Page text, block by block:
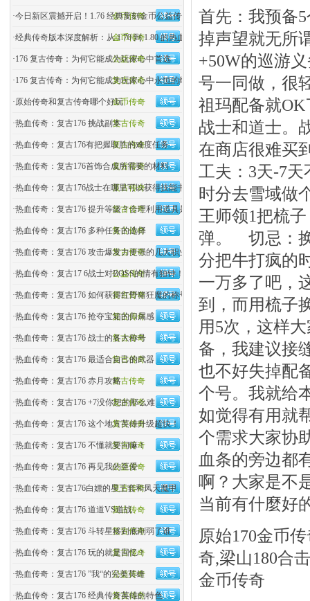
金币传奇
·今日新区震撼开启！1.76 经典复刻金币公益传奇，零氪�
金币传奇
·经典传奇版本深度解析：从 1.70 到 1.80 的热血变迁
公益传奇
·176 复古传奇：为何它能成为玩家心中首选
复古传奇
·176 复古传奇：为何它能成为玩家心中永恒的经典？
金币传奇
·原始传奇和复古传奇哪个好玩
复古传奇
·热血传奇：复古176 挑战副本
复古传奇
·热血传奇：复古176有把握取胜的难度任务
复古传奇
·热血传奇：复古176首饰合成所需要的材料
复古传奇
·热血传奇：复古176战士在哪里可以获得技能书
复古传奇
·热血传奇：复古176 提升等级？合理利用道具是关键
复古传奇
·热血传奇：复古176 多种任务的选择
复古传奇
·热血传奇：复古176 攻击爆发力更强的几大职业
公益传奇
·热血传奇：复古17 6战士对BOSS的情有独钟！
复古传奇
·热血传奇：复古176 如何获得红野猪狂魔的称号？
复古传奇
·热血传奇：复古176 抢夺宝箱的归属感
复古传奇
·热血传奇：复古176 战士的各大称号
复古传奇
·热血传奇：复古176 最适合自己的武器
复古传奇
·热血传奇：复古176 赤月攻略
复古传奇
·热血传奇：复古176 +7没你想的那么难
复古传奇
·热血传奇：复古176 这个地方英雄升级超快！
复古传奇
·热血传奇：复古176 不懂就要问嘛！
公益传奇
·热血传奇：复古176 再见我的至爱
复古传奇
·热血传奇：复古176白嫖的星王套和凤天魔甲
复古传奇
·热血传奇：复古176 道道VS道战
复古传奇
·热血传奇：复古176 斗转星移到底削弱了谁
复古传奇
·热血传奇：复古176 玩的就是回忆！
公益传奇
·热血传奇：复古176 ”我“的完美英雄
复古传奇
·热血传奇：复古176 经典传奇英雄的特色
首先：我预备
掉声望就无所
+50W的巡游
号一同做，很
祖玛配备就
战士和道士。
在商店很难买
工夫：3天-7
时分去雪域做
王师领1把梳
弹。 切忌：
分把牛打疯的
一万多了吧，
到，而用梳子
用5次，这样
备，我建议接
也不好失掉配
个号。我就
如觉得有用就
个需求大家协
血条的旁边都
啊？大家是不
当前有什麼好
原始170金币
奇,梁山180合
金币传奇